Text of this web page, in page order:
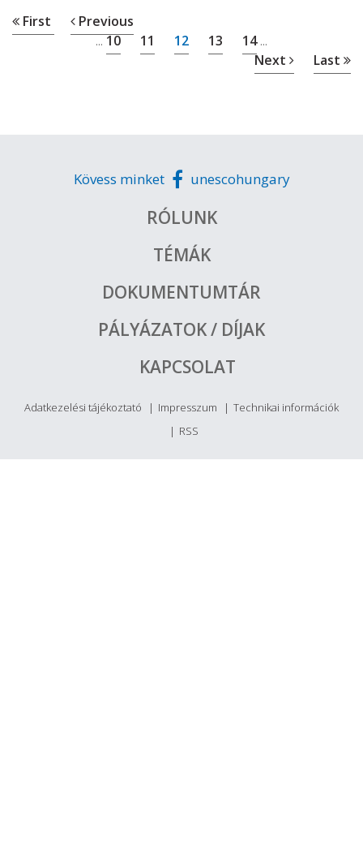
First Previous
... 10 11 12 13 14...
Next Last
Kövess minket unescohungary
RÓLUNK
TÉMÁK
DOKUMENTUMTÁR
PÁLYÁZATOK / DÍJAK
KAPCSOLAT
Adatkezelési tájékoztató Impresszum
Technikai információk
RSS